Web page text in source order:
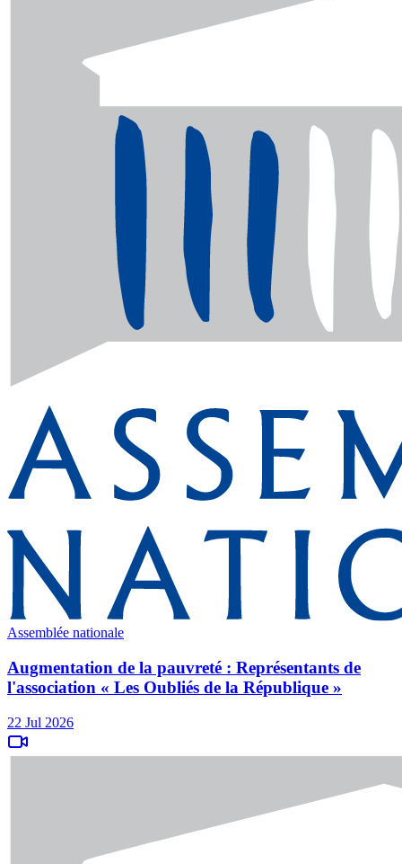
Assemblée nationale
Augmentation de la pauvreté : Représentants de
l'association « Les Oubliés de la République »
22 Jul 2026